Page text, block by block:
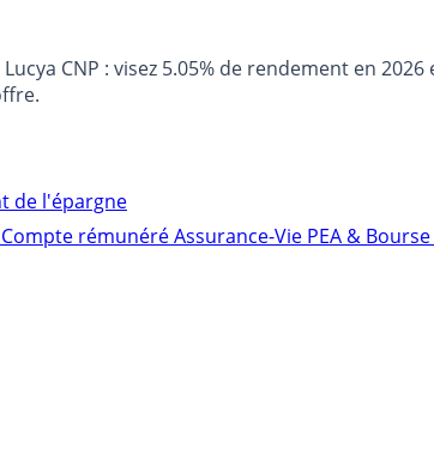
CNP : visez 5.05% de rendement en 2026
de l'épargne
Compte rémunéréAssurance-Vie PEA & Bourse